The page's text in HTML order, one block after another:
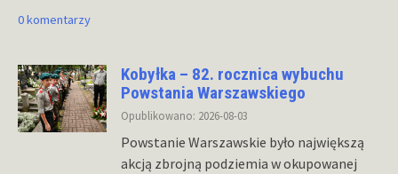
0 komentarzy
Kobyłka – 82. rocznica wybuchu
Powstania Warszawskiego
Opublikowano: 2026-08-03
Powstanie Warszawskie było największą
akcją zbrojną podziemia w okupowanej